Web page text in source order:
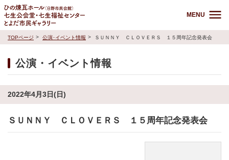
MENU
TOPページ 公演･イベント情報 ＳＵＮＮＹ ＣＬＯＶＥＲＳ １５周年記念発表会
公演・イベント情報
2022年4月3日(日)
ＳＵＮＮＹ ＣＬＯＶＥＲＳ １５周年記念発表会